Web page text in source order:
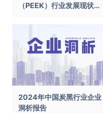
（PEEK）行业发展现状及
2024年中国炭黑行业企业
洞析报告